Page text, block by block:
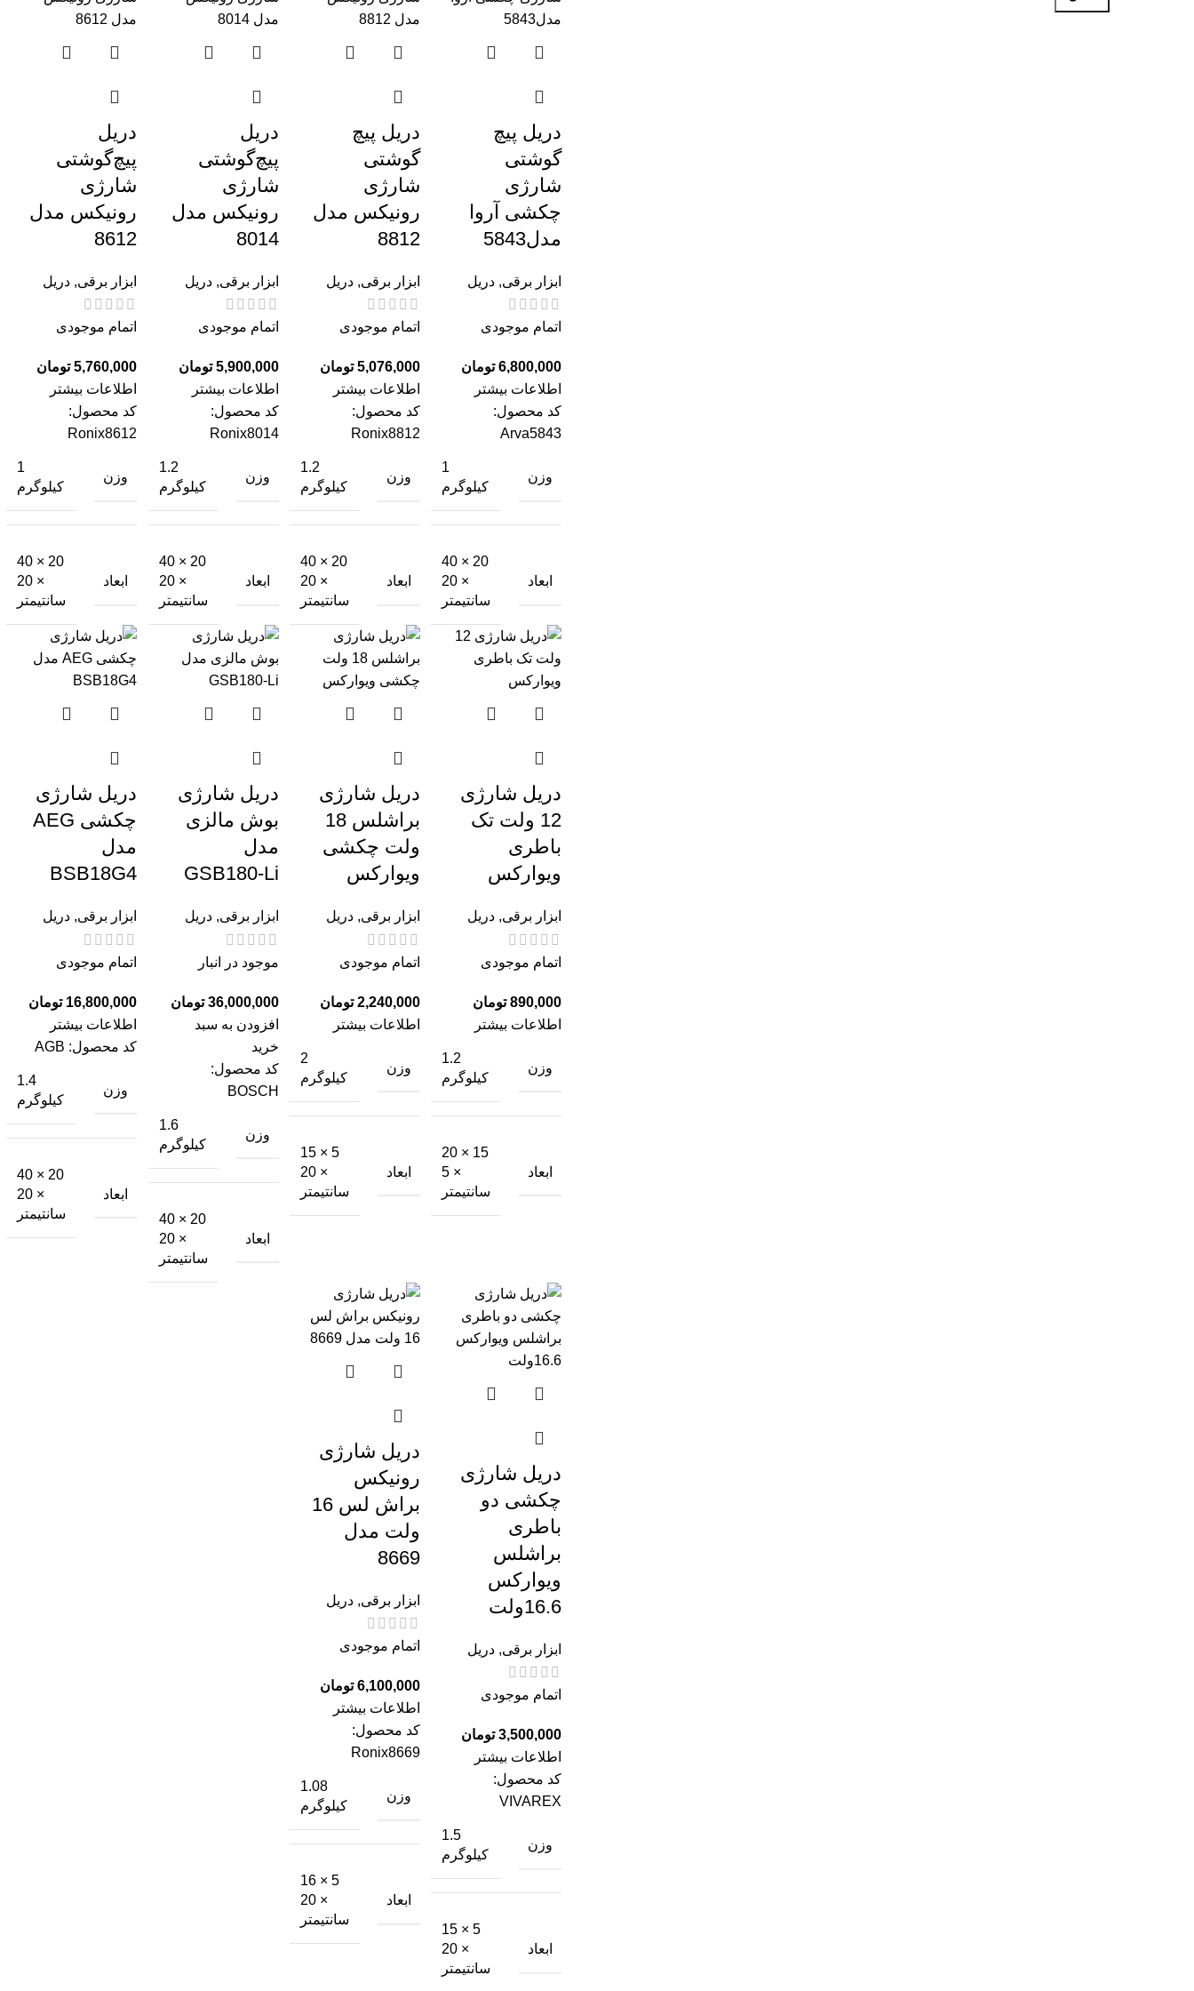
دریل پیچ
گوشتی
شارژی
چکشی آروا
مدل5843
ابزار برقی, دریل
اتمام موجودی
تومان
اطلاعات بیشتر
کد محصول:
Arva5843
وزن
1
کیلوگرم
ابعاد
20 × 40
× 20
سانتیمتر
دریل پیچ
گوشتی
شارژی
رونیکس مدل
8812
ابزار برقی,دریل
اتمام موجودی
تومان
اطلاعات بیشتر
کد محصول:
Ronix8812
وزن
1.2
کیلوگرم
ابعاد
20 × 40
× 20
سانتیمتر
دریل
پیچ‌گوشتی
شارژی
رونیکس مدل
8014
ابزار برقی,دریل
اتمام موجودی
تومان
اطلاعات بیشتر
کد محصول:
Ronix8014
وزن
1.2
کیلوگرم
ابعاد
20 × 40
× 20
سانتیمتر
دریل
پیچ‌گوشتی
شارژی
رونیکس مدل
8612
ابزار برقی, دریل
اتمام موجودی
تومان
اطلاعات بیشتر
کد محصول:
Ronix8612
وزن
1
کیلوگرم
ابعاد
20 × 40
× 20
سانتیمتر
دریل شارژی
12 ولت تک
باطری
ویوارکس
ابزار برقی, دریل
اتمام موجودی
تومان
اطلاعات بیشتر
وزن
1.2
کیلوگرم
ابعاد
15 × 20
× 5
سانتیمتر
دریل شارژی
براشلس 18
ولت چکشی
ویوارکس
ابزار برقی,دریل
اتمام موجودی
تومان
اطلاعات بیشتر
وزن
2
کیلوگرم
ابعاد
5 × 15
× 20
سانتیمتر
دریل شارژی
بوش مالزی
مدل
GSB180-Li
ابزار برقی,دریل
موجود در انبار
تومان
افزودن به سبد
خرید
کد محصول:
BOSCH
وزن
1.6
کیلوگرم
ابعاد
20 × 40
× 20
سانتیمتر
دریل شارژی
چکشی AEG
مدل
BSB18G4
ابزار برقی, دریل
اتمام موجودی
تومان
اطلاعات بیشتر
کد محصول: AGB
وزن
1.4
کیلوگرم
ابعاد
20 × 40
× 20
سانتیمتر
دریل شارژی
چکشی دو
باطری
براشلس
ویوارکس
16.6ولت
ابزار برقی, دریل
اتمام موجودی
تومان
اطلاعات بیشتر
کد محصول:
VIVAREX
وزن
1.5
کیلوگرم
ابعاد
5 × 15
× 20
سانتیمتر
دریل شارژی
رونیکس
براش لس 16
ولت مدل
8669
ابزار برقی,دریل
اتمام موجودی
تومان
اطلاعات بیشتر
کد محصول:
Ronix8669
وزن
1.08
کیلوگرم
ابعاد
5 × 16
× 20
سانتیمتر